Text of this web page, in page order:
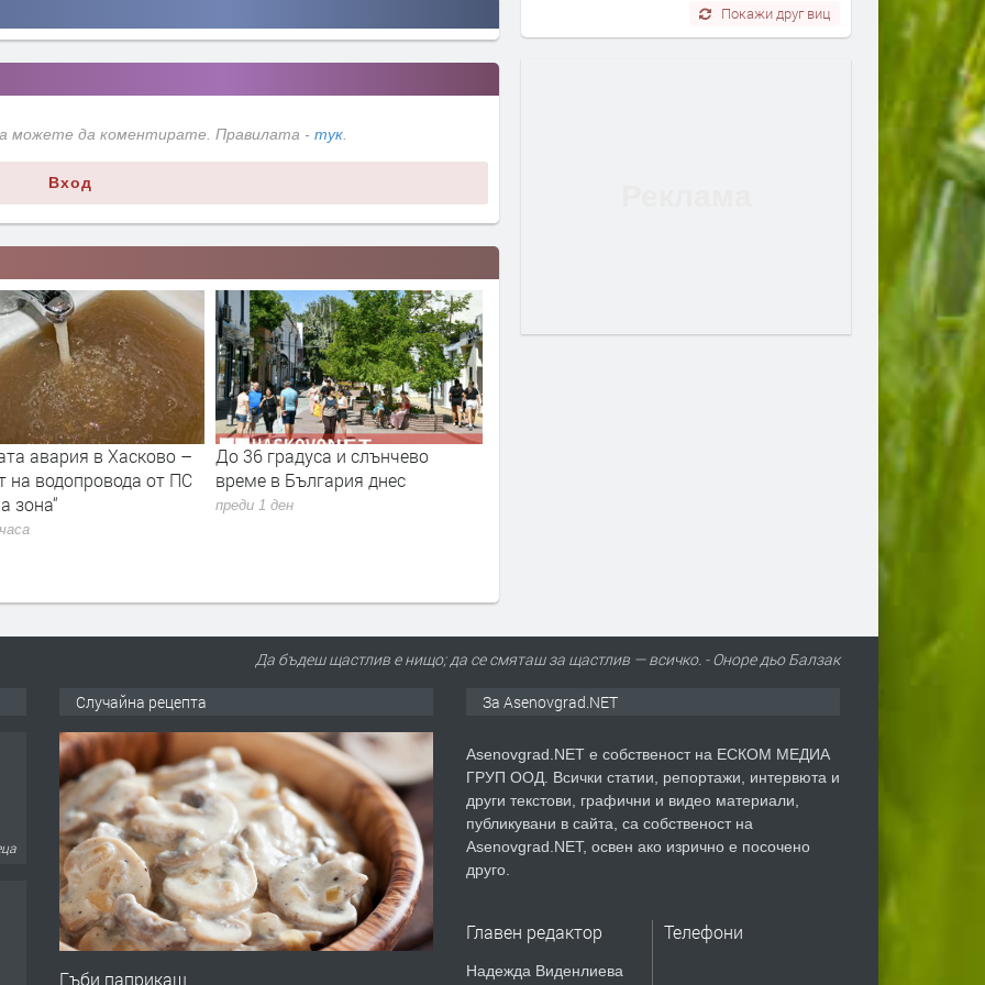
можете да коментирате. Правилата - тук.
Вход
авария в Хасково –
на водопровода от ПС
зона“
До 36 градуса и слънчево
време в България днес
преди 1 ден
Млад пилот напуска ВВС
скандално обръщение
Румен Радев и компания
Покажи друг виц
Да бъдеш щастлив е нищо; да се смяташ за щастлив — всичко. - Оноре дьо Балзак
Случайна рецепта
Гъби паприкаш
За Asenovgrad.NET
Asenovgrad.NET е собственост на ЕСКОМ МЕДИА
ГРУП ООД. Всички статии, репортажи, интервюта и
други текстови, графични и видео материали,
публикувани в сайта, са собственост на
Asenovgrad.NET, освен ако изрично е посочено
друго.
Главен редактор
Надежда Виденлиева
Телефони